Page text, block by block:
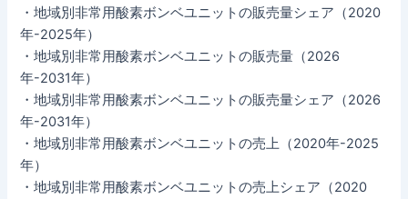
・地域別非常用酸素ボンベユニットの販売量シェア（2020
年-2025年）
・地域別非常用酸素ボンベユニットの販売量（2026
年-2031年）
・地域別非常用酸素ボンベユニットの販売量シェア（2026
年-2031年）
・地域別非常用酸素ボンベユニットの売上（2020年-2025
年）
・地域別非常用酸素ボンベユニットの売上シェア（2020